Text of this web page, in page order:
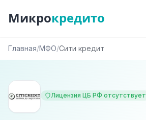
Микрокредито
Главная/МФО/Сити кредит
Лицензия ЦБ РФ отсутствует